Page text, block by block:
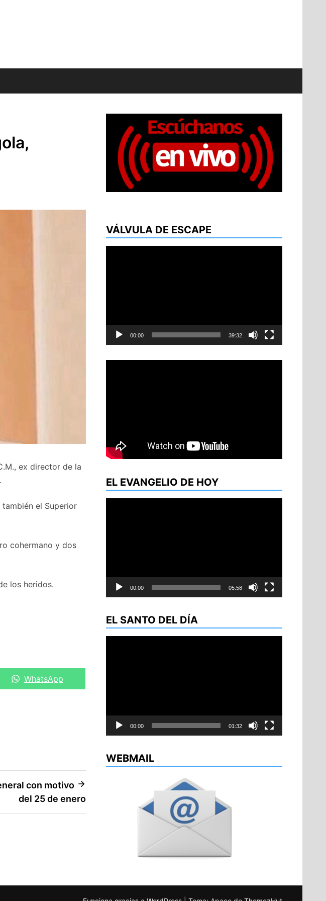
ex director de la
el Superior
cohermano y dos
los heridos.
Compartir
en
WhatsApp
con motivo
del 25 de enero
VÁLVULA DE ESCAPE
00:00 39:32
EL EVANGELIO DE HOY
00:00 05:58
EL SANTO DEL DÍA
00:00 01:32
WEBMAIL